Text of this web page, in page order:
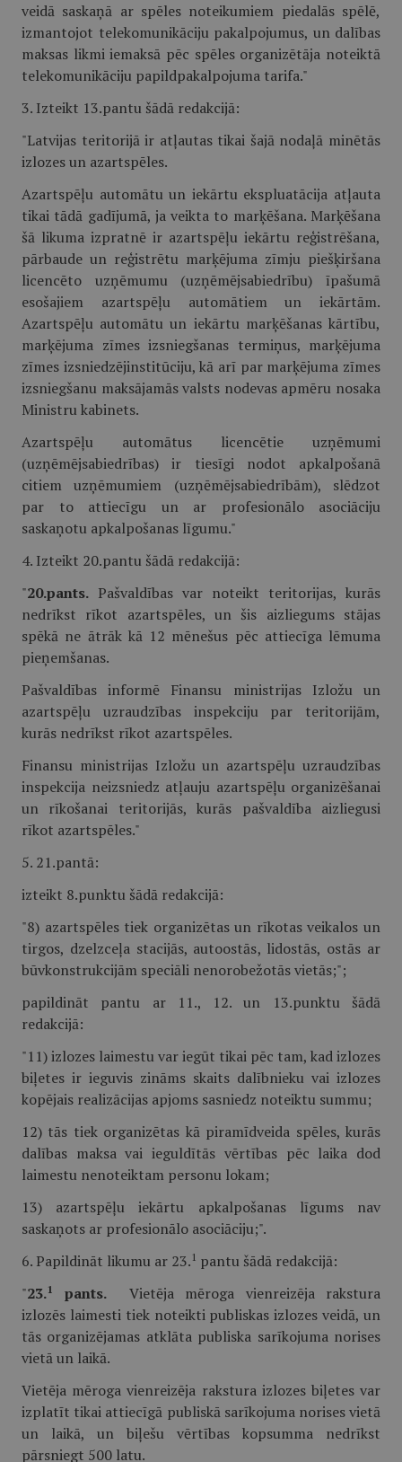
veidā saskaņā ar spēles noteikumiem piedalās spēlē,
izmantojot telekomunikāciju pakalpojumus, un dalības
maksas likmi iemaksā pēc spēles organizētāja noteiktā
telekomunikāciju papildpakalpojuma tarifa."
3. Izteikt 13.pantu šādā redakcijā:
"Latvijas teritorijā ir atļautas tikai šajā nodaļā minētās
izlozes un azartspēles.
Azartspēļu automātu un iekārtu ekspluatācija atļauta
tikai tādā gadījumā, ja veikta to marķēšana. Marķēšana
šā likuma izpratnē ir azartspēļu iekārtu reģistrēšana,
pārbaude un reģistrētu marķējuma zīmju piešķiršana
licencēto uzņēmumu (uzņēmējsabiedrību) īpašumā
esošajiem azartspēļu automātiem un iekārtām.
Azartspēļu automātu un iekārtu marķēšanas kārtību,
marķējuma zīmes izsniegšanas termiņus, marķējuma
zīmes izsniedzējinstitūciju, kā arī par marķējuma zīmes
izsniegšanu maksājamās valsts nodevas apmēru nosaka
Ministru kabinets.
Azartspēļu automātus licencētie uzņēmumi
(uzņēmējsabiedrības) ir tiesīgi nodot apkalpošanā
citiem uzņēmumiem (uzņēmējsabiedrībām), slēdzot
par to attiecīgu un ar profesionālo asociāciju
saskaņotu apkalpošanas līgumu."
4. Izteikt 20.pantu šādā redakcijā:
"20.pants. Pašvaldības var noteikt teritorijas, kurās
nedrīkst rīkot azartspēles, un šis aizliegums stājas
spēkā ne ātrāk kā 12 mēnešus pēc attiecīga lēmuma
pieņemšanas.
Pašvaldības informē Finansu ministrijas Izložu un
azartspēļu uzraudzības inspekciju par teritorijām,
kurās nedrīkst rīkot azartspēles.
Finansu ministrijas Izložu un azartspēļu uzraudzības
inspekcija neizsniedz atļauju azartspēļu organizēšanai
un rīkošanai teritorijās, kurās pašvaldība aizliegusi
rīkot azartspēles."
5. 21.pantā:
izteikt 8.punktu šādā redakcijā:
"8) azartspēles tiek organizētas un rīkotas veikalos un
tirgos, dzelzceļa stacijās, autoostās, lidostās, ostās ar
būvkonstrukcijām speciāli nenorobežotās vietās;";
papildināt pantu ar 11., 12. un 13.punktu šādā
redakcijā:
"11) izlozes laimestu var iegūt tikai pēc tam, kad izlozes
biļetes ir ieguvis zināms skaits dalībnieku vai izlozes
kopējais realizācijas apjoms sasniedz noteiktu summu;
12) tās tiek organizētas kā piramīdveida spēles, kurās
dalības maksa vai ieguldītās vērtības pēc laika dod
laimestu nenoteiktam personu lokam;
13) azartspēļu iekārtu apkalpošanas līgums nav
saskaņots ar profesionālo asociāciju;".
6. Papildināt likumu ar 23. 1 pantu šādā redakcijā:
"23.1 pants.Vietēja mēroga vienreizēja rakstura
izlozēs laimesti tiek noteikti publiskas izlozes veidā, un
tās organizējamas atklāta publiska sarīkojuma norises
vietā un laikā.
Vietēja mēroga vienreizēja rakstura izlozes biļetes var
izplatīt tikai attiecīgā publiskā sarīkojuma norises vietā
un laikā, un biļešu vērtības kopsumma nedrīkst
pārsniegt 500 latu.